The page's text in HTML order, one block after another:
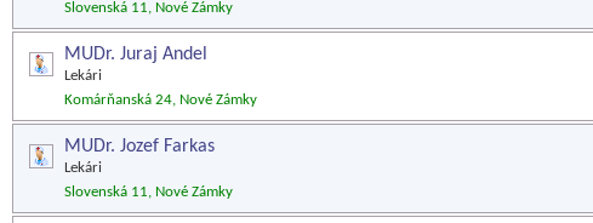
Slovenská 11, Nové Zámky
MUDr. Juraj Andel
Lekári
Komárňanská 24, Nové Zámky
MUDr. Jozef Farkas
Lekári
Slovenská 11, Nové Zámky